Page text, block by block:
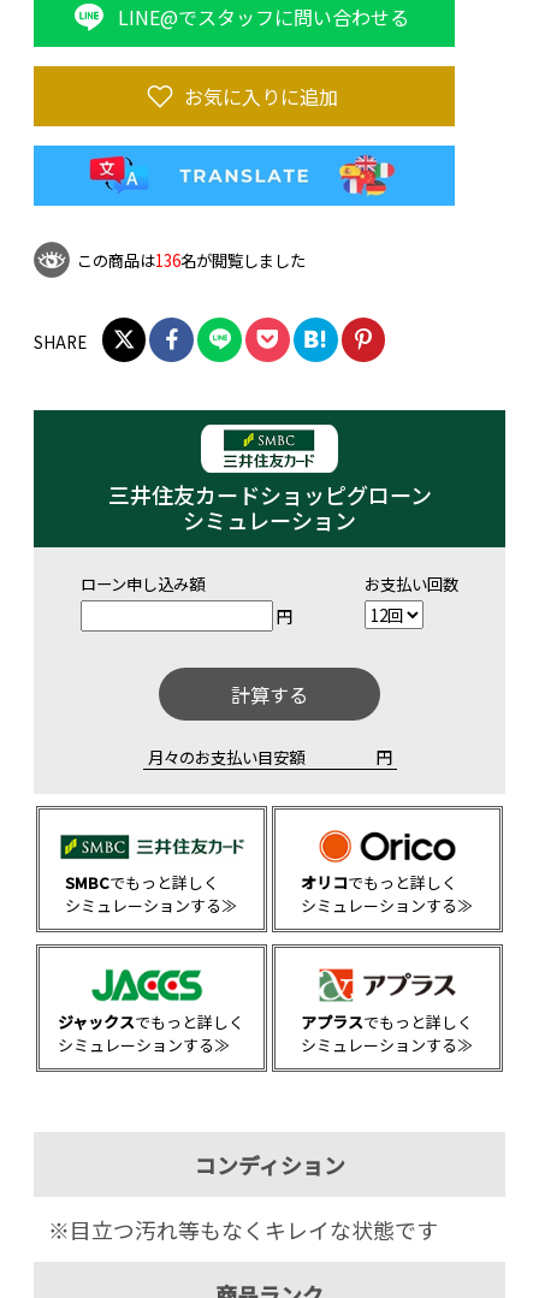
LINE@でスタッフに問い合わせる
お気に入りに追加
この商品は136名が閲覧しました
SHARE
三井住友カードショッピグローン
シミュレーション
ローン申し込み額
円
お支払い回数
計算する
月々のお支払い目安額 円
SMBCでもっと詳しく
シミュレーションする≫
オリコでもっと詳しく
シミュレーションする≫
ジャックスでもっと詳しく
シミュレーションする≫
アプラスでもっと詳しく
シミュレーションする≫
コンディション
※目立つ汚れ等もなくキレイな状態です